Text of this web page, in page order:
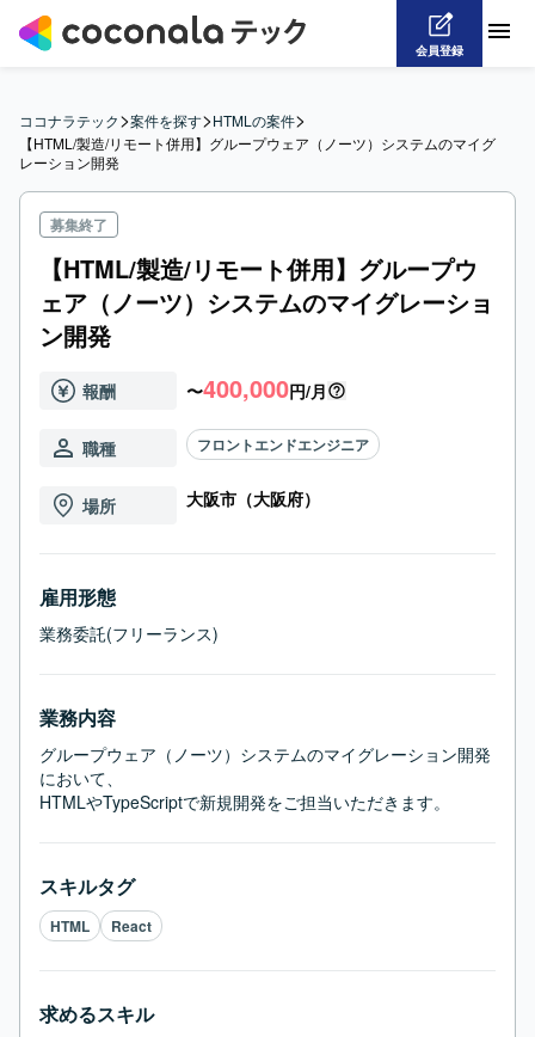
会員登録
ココナラテック>案件を探す>HTMLの案件>
【HTML/製造/リモート併用】グループウェア（ノーツ）システムのマイグ
レーション開発
募集終了
【HTML/製造/リモート併用】グループウ
ェア（ノーツ）システムのマイグレーショ
ン開発
報酬 〜400,000円/月
職種 フロントエンドエンジニア
場所 大阪市（大阪府）
雇用形態
業務委託(フリーランス)
業務内容
グループウェア（ノーツ）システムのマイグレーション開発
において、
HTMLやTypeScriptで新規開発をご担当いただきます。
スキルタグ
HTML React
求めるスキル